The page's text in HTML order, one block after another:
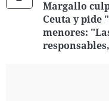
Margallo
Ceuta y
menores: